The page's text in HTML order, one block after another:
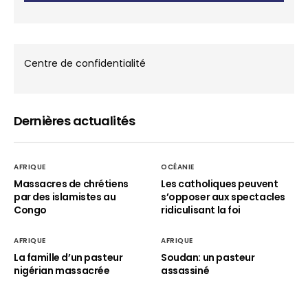
Centre de confidentialité
Dernières actualités
AFRIQUE
Massacres de chrétiens
par des islamistes au
Congo
OCÉANIE
Les catholiques peuvent
s’opposer aux spectacles
ridiculisant la foi
AFRIQUE
La famille d’un pasteur
nigérian massacrée
AFRIQUE
Soudan: un pasteur
assassiné